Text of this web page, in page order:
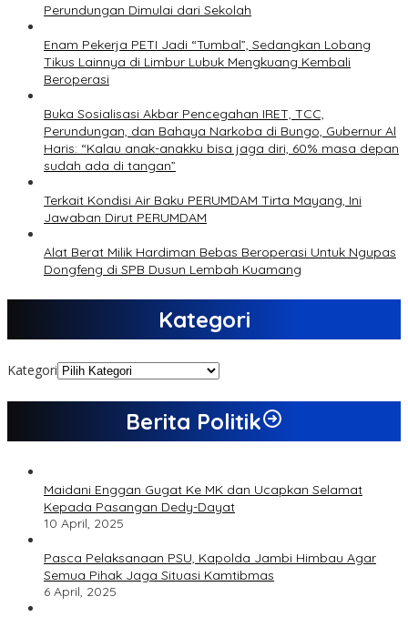
Perundungan Dimulai dari Sekolah
Enam Pekerja PETI Jadi “Tumbal”, Sedangkan Lobang
Tikus Lainnya di Limbur Lubuk Mengkuang Kembali
Beroperasi
Buka Sosialisasi Akbar Pencegahan IRET, TCC,
Perundungan, dan Bahaya Narkoba di Bungo, Gubernur Al
Haris: “Kalau anak-anakku bisa jaga diri, 60% masa depan
sudah ada di tangan”
Terkait Kondisi Air Baku PERUMDAM Tirta Mayang, Ini
Jawaban Dirut PERUMDAM
Alat Berat Milik Hardiman Bebas Beroperasi Untuk Ngupas
Dongfeng di SPB Dusun Lembah Kuamang
Kategori
Kategori
Berita Politik
Maidani Enggan Gugat Ke MK dan Ucapkan Selamat
Kepada Pasangan Dedy-Dayat
10 April, 2025
Pasca Pelaksanaan PSU, Kapolda Jambi Himbau Agar
Semua Pihak Jaga Situasi Kamtibmas
6 April, 2025